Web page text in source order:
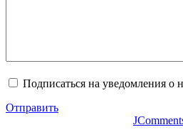
Подписаться на уведомления о
Отправить